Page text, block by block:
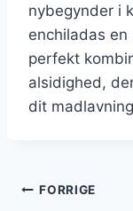
nybegynder i
enchiladas
perfekt
alsidighed,
dit
FORRIGE